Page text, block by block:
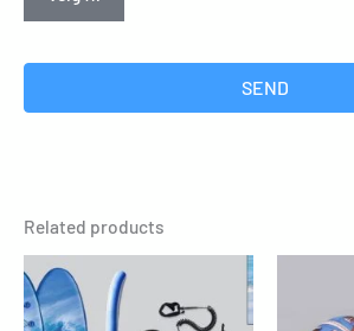
SEND
Related products